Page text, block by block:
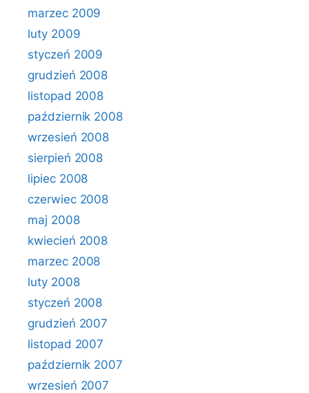
marzec 2009
luty 2009
styczeń 2009
grudzień 2008
listopad 2008
październik 2008
wrzesień 2008
sierpień 2008
lipiec 2008
czerwiec 2008
maj 2008
kwiecień 2008
marzec 2008
luty 2008
styczeń 2008
grudzień 2007
listopad 2007
październik 2007
wrzesień 2007